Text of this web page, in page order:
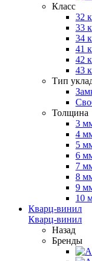
Класс
32
33
34
41
42
43
Тип
Толщина
3
4
5
6
7
8
9
10
Кварц-винил
Кварц-винил
Назад
Бренды